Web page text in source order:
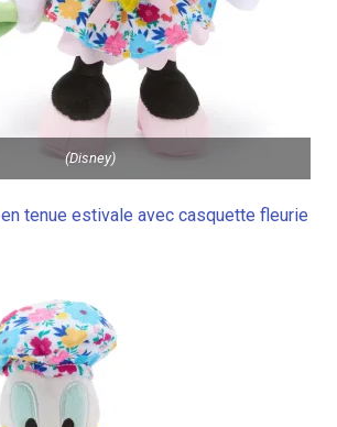
(Disney)
en tenue estivale avec casquette fleurie